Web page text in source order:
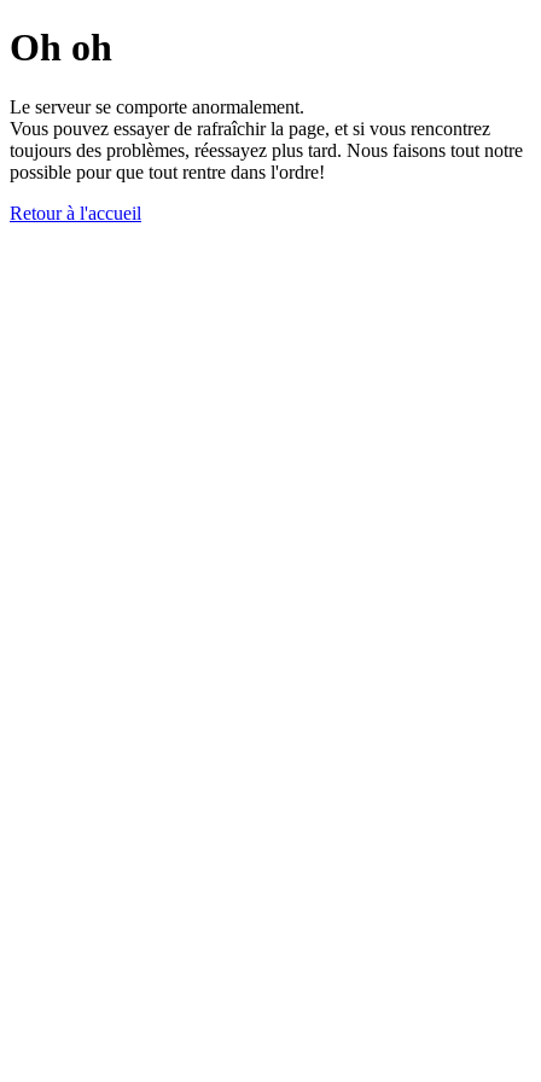
Oh oh
Le serveur se comporte anormalement.
Vous pouvez essayer de rafraîchir la page, et si vous rencontrez
toujours des problèmes, réessayez plus tard. Nous faisons tout notre
possible pour que tout rentre dans l'ordre!
Retour à l'accueil